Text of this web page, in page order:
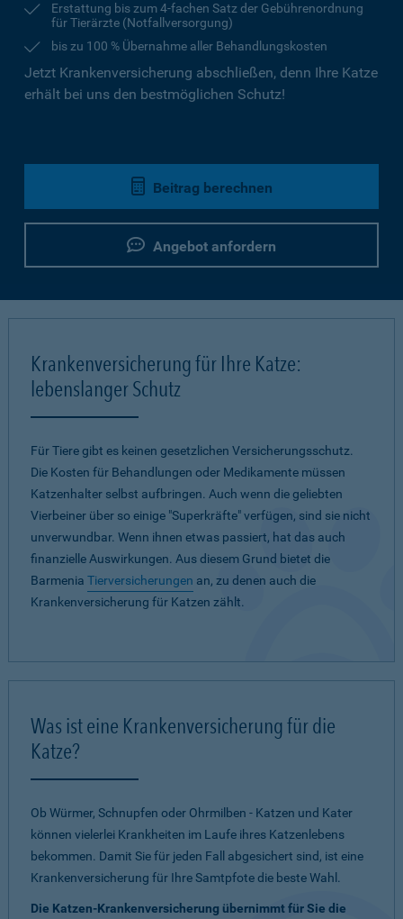
Erstattung bis zum 4-fachen Satz der Gebührenordnung
für Tierärzte (Notfallversorgung)
bis zu 100 % Übernahme aller Behandlungskosten
Jetzt Krankenversicherung abschließen, denn Ihre Katze
erhält bei uns den bestmöglichen Schutz!
Beitrag berechnen
Angebot anfordern
Krankenversicherung für Ihre Katze:
lebenslanger Schutz
Für Tiere gibt es keinen gesetzlichen Versicherungsschutz.
Die Kosten für Behandlungen oder Medikamente müssen
Katzenhalter selbst aufbringen. Auch wenn die geliebten
Vierbeiner über so einige "Superkräfte" verfügen, sind sie nicht
unverwundbar. Wenn ihnen etwas passiert, hat das auch
finanzielle Auswirkungen. Aus diesem Grund bietet die
Barmenia Tierversicherungen an, zu denen auch die
Krankenversicherung für Katzen zählt.
Was ist eine Krankenversicherung für die
Katze?
Ob Würmer, Schnupfen oder Ohrmilben - Katzen und Kater
können vielerlei Krankheiten im Laufe ihres Katzenlebens
bekommen. Damit Sie für jeden Fall abgesichert sind, ist eine
Krankenversicherung für Ihre Samtpfote die beste Wahl.
Die Katzen-Krankenversicherung übernimmt für Sie die